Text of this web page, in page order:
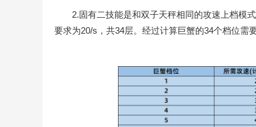
2.固有二技能是和双子天秤相同的攻速上档模式
要求为20/s，共34层。经过计算巨蟹的34个档位需